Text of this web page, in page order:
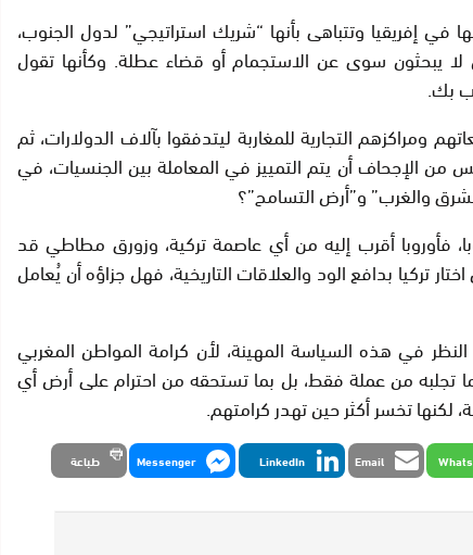
في إفريقيا وتتباهى بأنها “شريك استراتيجي” لدول الجنوب،
لا يبحثون سوى عن الاستجمام أو قضاء عطلة. وكأنها تقول
بك.
ومراكزهم التجارية للمغاربة ليتدفقوا بآلاف الدولارات، ثم
من الإجحاف أن يتم التمييز في المعاملة بين الجنسيات، في
والغرب” و”أرض التسامح”؟
فأوروبا أقرب إليه من أي عاصمة تركية، وزورق مطاطي قد
تركيا بدافع الود والعلاقات التاريخية، فهل جزاؤه أن يُعامل
في هذه السياسة المهينة، لأن كرامة المواطن المغربي
تجلبه من عملة فقط، بل بما تستحقه من احترام على أرض أي
لكنها تخسر أكثر حين تهدر كرامتهم.
Email
LinkedIn
Messenger طباعة